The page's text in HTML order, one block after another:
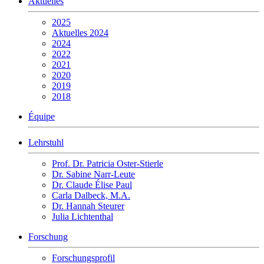
2025
Aktuelles 2024
2024
2022
2021
2020
2019
2018
Équipe
Lehrstuhl
Prof. Dr. Patricia Oster-Stierle
Dr. Sabine Narr-Leute
Dr. Claude Élise Paul
Carla Dalbeck, M.A.
Dr. Hannah Steurer
Julia Lichtenthal
Forschung
Forschungsprofil